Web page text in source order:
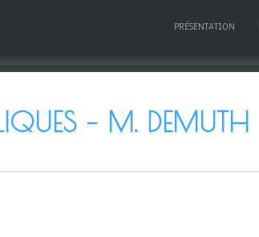
PRÉSENTATION
– M. DEMUTH